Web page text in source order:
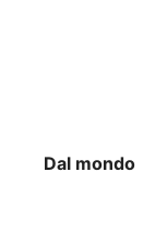
Dal mondo